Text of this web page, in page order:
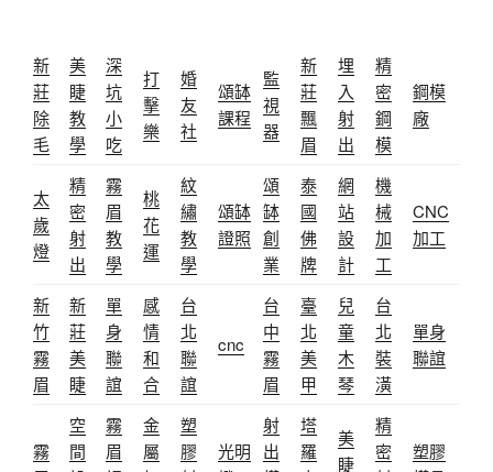
新
莊
除
毛
美
睫
教
學
深
坑
小
吃
打
擊
樂
婚
友
社
頌缽
課程
監
視
器
新
莊
飄
眉
埋
入
射
出
精
密
鋼
模
鋼模
廠
太
歲
燈
精
密
射
出
霧
眉
教
學
桃
花
運
紋
繡
教
學
頌缽
證照
頌
缽
創
業
泰
國
佛
牌
網
站
設
計
機
械
加
工
CNC
加工
新
竹
霧
眉
新
莊
美
睫
單
身
聯
誼
感
情
和
合
台
北
聯
誼
cnc
台
中
霧
眉
臺
北
美
甲
兒
童
木
琴
台
北
裝
潢
單身
聯誼
霧
空
間
霧
眉
金
屬
塑
膠
光明
射
出
塔
羅
美
睫
精
密
塑膠